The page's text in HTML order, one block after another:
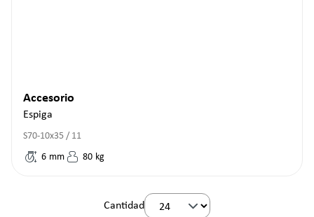
Accesorio
Espiga
S70-10x35 / 11
6 mm 80 kg
Cantidad